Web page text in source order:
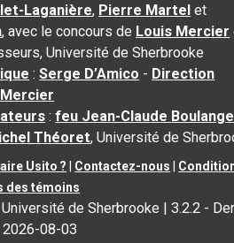
Laganière, Pierre Martel et
, avec le concours de Louis Mercier
Université de Sherbrooke
:Serge D’Amico - Direction
:feu Jean-Claude
Théoret, Université de
Usito ? Contactez-nous
des témoins
Université de Sherbrooke |3.2.2 -
2026-08-03